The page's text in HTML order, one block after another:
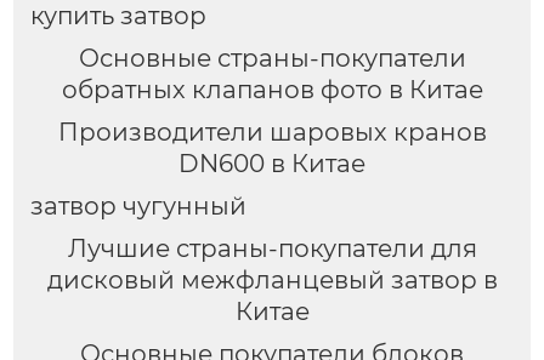
купить затвор
Основные страны-покупатели
обратных клапанов фото в Китае
Производители шаровых кранов
DN600 в Китае
затвор чугунный
Лучшие страны-покупатели для
дисковый межфланцевый затвор в
Китае
Основные покупатели блоков